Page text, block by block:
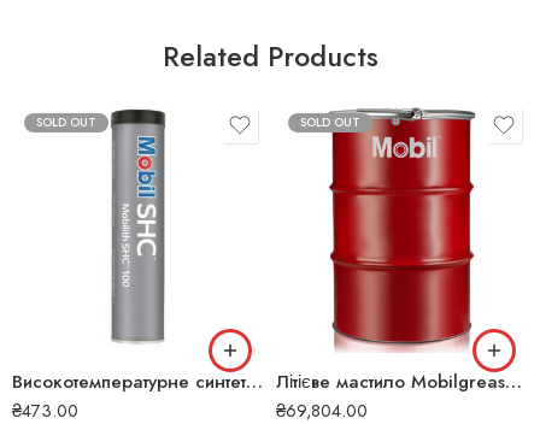
Related Products
SOLD OUT
Високотемпературне синтетичне мастило Mobilith SHC 100 0.38 кг 5225
₴473.00
SOLD OUT
Літієве мастило Mobilgrease XHP 461 180 кг 123291
₴69,804.00